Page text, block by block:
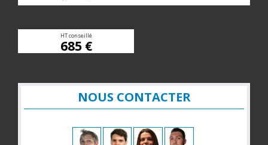
HT conseillé
685 €
NOUS CONTACTER